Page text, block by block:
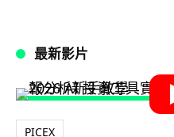
最新影片
PICEX